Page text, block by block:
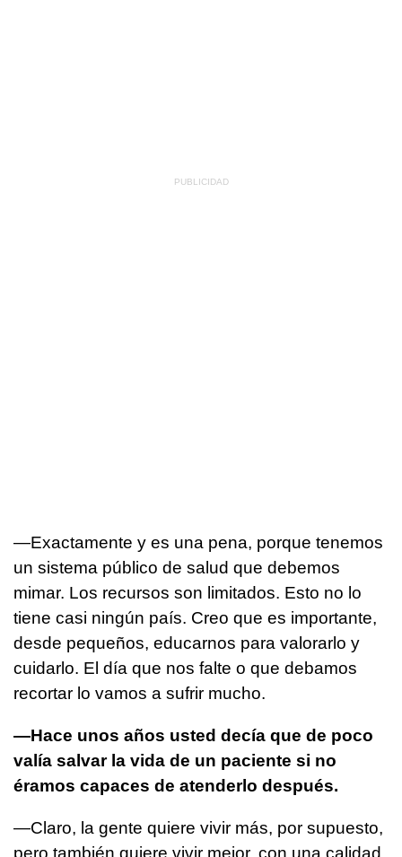
—Exactamente y es una pena, porque tenemos
un sistema público de salud que debemos
mimar. Los recursos son limitados. Esto no lo
tiene casi ningún país. Creo que es importante,
desde pequeños, educarnos para valorarlo y
cuidarlo. El día que nos falte o que debamos
recortar lo vamos a sufrir mucho.
—Hace unos años usted decía que de poco
valía salvar la vida de un paciente si no
éramos capaces de atenderlo después.
—Claro, la gente quiere vivir más, por supuesto,